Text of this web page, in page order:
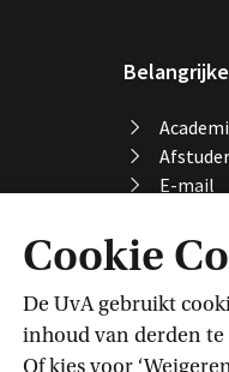
Cookie
De UvA gebruikt
inhoud van derden te
Of kies voor
E-mail
scannen
VPN
Wifi